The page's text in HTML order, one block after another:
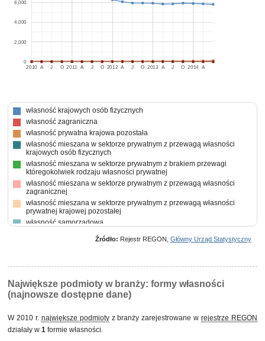
2010 2011 2012 2013 2014
A J O A J O A J O A J O A
0
2,000
4,000
6,000
własność krajowych osób fizycznych
własność zagraniczna
własność prywatna krajowa pozostała
własność mieszana w sektorze prywatnym z przewagą własności
krajowych osób fizycznych
własność mieszana w sektorze prywatnym z brakiem przewagi
któregokolwiek rodzaju własności prywatnej
własność mieszana w sektorze prywatnym z przewagą własności
zagranicznej
własność mieszana w sektorze prywatnym z przewagą własności
prywatnej krajowej pozostałej
własność samorządowa
własność mieszana między sektorami z takim samym udziałem
własności sektora publicznego i prywatnego z brakiem przewagi
Źródło: Rejestr REGON, Główny Urząd Statystyczny
Największe podmioty w branży: formy własności
(najnowsze dostępne dane)
W 2010 r. największe podmiotyz branży zarejestrowane wrejestrze REGON
działały w 1 formie własności.